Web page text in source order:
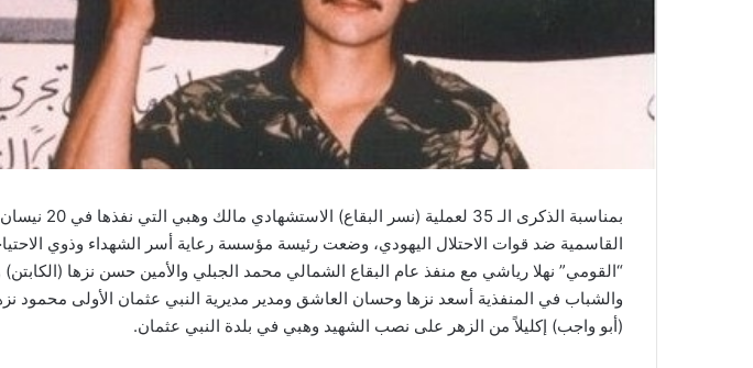
القاسمية ضد قوات الاحتلال اليهودي، وضعت رئيسة مؤسسة رعاية أسر الشهداء وذوي
“القومي” نهلا رياشي مع منفذ عام البقاع الشمالي محمد الجبلي والأمين حسن نزها (الكابتن)
والشباب في المنفذية أسعد نزها وحسان العاشق ومدير مديرية النبي عثمان الأولى محمود
(أبو واجب) إكليلاً من الزهر على نصب الشهيد وهبي في بلدة النبي عثمان.